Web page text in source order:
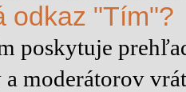
odkaz "Tím"?
poskytuje
moderátorov